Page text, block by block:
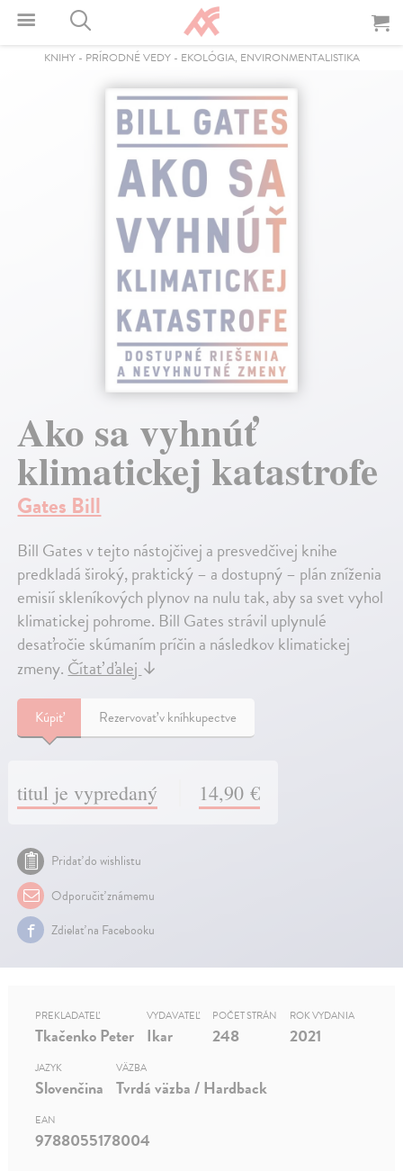
KNIHY- PRÍRODNÉ VEDY- EKOLÓGIA, ENVIRONMENTALISTIKA
Ako sa vyhnúť
klimatickej katastrofe
Gates Bill
Bill Gates v tejto nástojčivej a presvedčivej knihe
predkladá široký, praktický – a dostupný – plán zníženia
emisií skleníkových plynov na nulu tak, aby sa svet vyhol
klimatickej pohrome. Bill Gates strávil uplynulé
desaťročie skúmaním príčin a následkov klimatickej
zmeny.Čítať ďalej↓
Kúpiť Rezervovať v kníhkupectve
titul je vypredaný 14,90 €
Pridať do wishlistu
Odporučiť známemu
Zdielať na Facebooku
PREKLADATEĽ
Tkačenko Peter
VYDAVATEĽ
Ikar
POČET STRÁN
248
ROK VYDANIA
2021
JAZYK
Slovenčina
VÄZBA
Tvrdá väzba / Hardback
EAN
9788055178004